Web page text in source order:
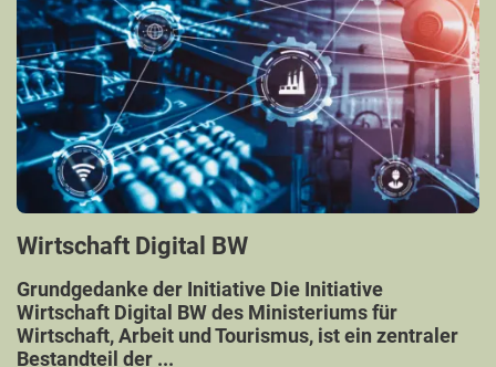
Wirtschaft Digital BW
Grundgedanke der Initiative Die Initiative
Wirtschaft Digital BW des Ministeriums für
Wirtschaft, Arbeit und Tourismus, ist ein zentraler
Bestandteil der ...